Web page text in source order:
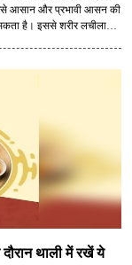
आसान और प्रभावी आसन की
है। इससे शरीर लचीला
थाली में रखें ये